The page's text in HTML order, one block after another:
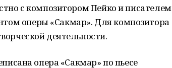
с композитором Пейко и писателем
оперы «Сакмар». Для композитора
деятельности.
опера «Сакмар» по пьесе